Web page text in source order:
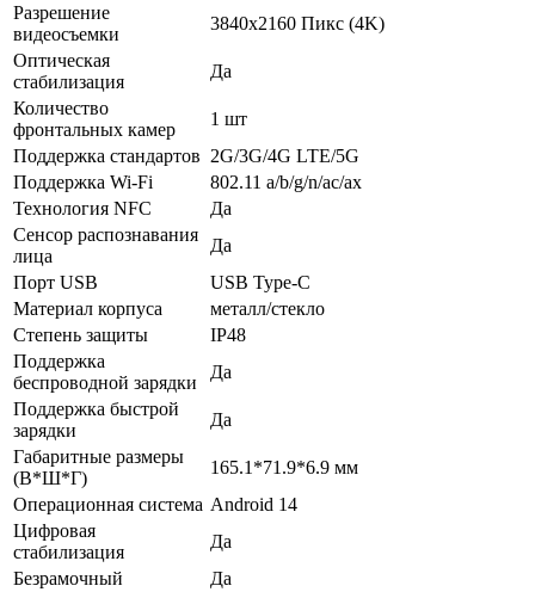
Разрешение
видеосъемки
3840x2160 Пикс (4K)
Оптическая
стабилизация
Да
Количество
фронтальных камер
1 шт
Поддержка стандартов 2G/3G/4G LTE/5G
Поддержка Wi-Fi
802.11 a/b/g/n/ac/ax
Технология NFC
Да
Сенсор распознавания
лица
Да
Порт USB
USB Type-C
Материал корпуса
металл/стекло
Степень защиты
IP48
Поддержка
беспроводной зарядки
Да
Поддержка быстрой
зарядки
Да
Габаритные размеры
(В*Ш*Г)
165.1*71.9*6.9 мм
Операционная система Android 14
Цифровая
стабилизация
Да
Безрамочный
Да